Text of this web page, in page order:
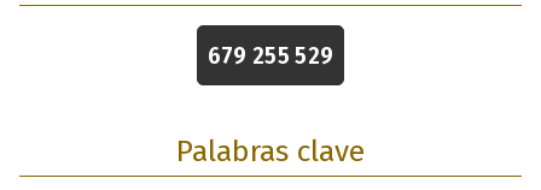
679 255 529
Palabras clave